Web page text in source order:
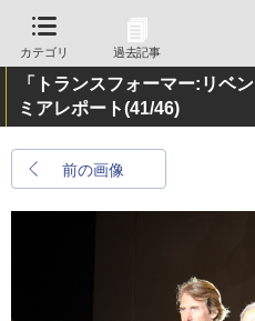
カテゴリ 過去記事
「トランスフォーマー:リベ
ミアレポート(41/46)
前の画像